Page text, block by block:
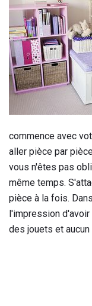
commence avec
aller pièce par
vous n'êtes pas
même temps.
pièce à la fois.
l'impression
des jouets et